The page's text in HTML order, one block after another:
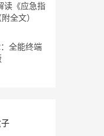
读《应急指
全文）
全能终端